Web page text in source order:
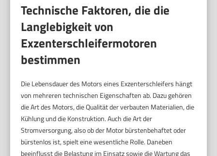
Technische Faktoren, die die
Langlebigkeit von
Exzenterschleifermotoren
bestimmen
Die Lebensdauer des Motors eines Exzenterschleifers hängt
von mehreren technischen Eigenschaften ab. Dazu gehören
die Art des Motors, die Qualität der verbauten Materialien, die
Kühlung und die Konstruktion. Auch die Art der
Stromversorgung, also ob der Motor bürstenbehaftet oder
bürstenlos ist, spielt eine wesentliche Rolle. Daneben
beeinflusst die Belastung im Einsatz sowie die Wartung das